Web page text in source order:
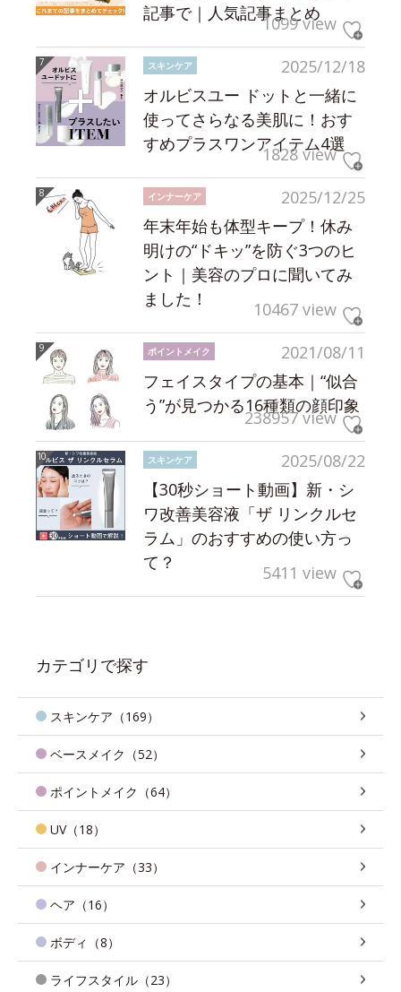
記事で｜人気記事まとめ
1099 view
2025/12/18
スキンケア
オルビスユー ドットと一緒に
使ってさらなる美肌に！おす
すめプラスワンアイテム4選
1828 view
2025/12/25
インナーケア
年末年始も体型キープ！休み
明けの“ドキッ”を防ぐ3つのヒ
ント｜美容のプロに聞いてみ
ました！
10467 view
2021/08/11
ポイントメイク
フェイスタイプの基本｜“似合
う”が見つかる16種類の顔印象
238957 view
2025/08/22
スキンケア
【30秒ショート動画】新・シ
ワ改善美容液「ザ リンクルセ
ラム」のおすすめの使い方っ
て？
5411 view
カテゴリで探す
スキンケア（169）
ベースメイク（52）
ポイントメイク（64）
UV（18）
インナーケア（33）
ヘア（16）
ボディ（8）
ライフスタイル（23）